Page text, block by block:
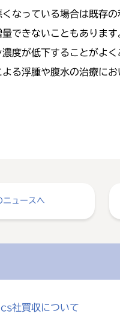
なっている場合は既存
できないこともありま
度が低下することがよ
る浮腫や腹水の治療に
ニュースへ
社買収について